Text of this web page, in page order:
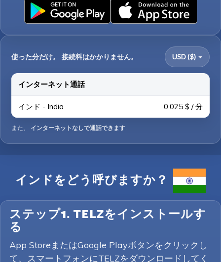
使った分だけ。 接続料はかかりません。 USD ($)
インターネット通話
インド - India 0.025 $ / 分
また、 インターネットなしで通話できます.
インドをどう呼びますか？
ステップ1. TELZをインストールす
る
App StoreまたはGoogle Playボタンをクリックし
て、スマートフォンにTELZをダウンロードしてく